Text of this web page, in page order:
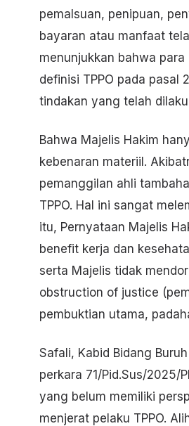
pemalsuan, penipuan,
bayaran atau manfaat
menunjukkan bahwa
definisi TPPO pada pasal
tindakan yang telah
Bahwa Majelis Hakim
kebenaran materiil.
pemanggilan ahli
TPPO. Hal ini sangat
itu, Pernyataan Majelis
benefit kerja dan
serta Majelis tidak
obstruction of justice
pembuktian utama,
Safali, Kabid Bidang
perkara 71/Pid.Sus/2025/
yang belum memiliki
menjerat pelaku TPPO.